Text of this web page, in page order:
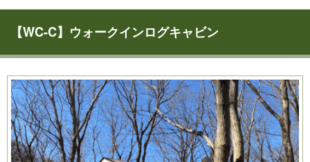
【WC-C】ウォークインログキャビン